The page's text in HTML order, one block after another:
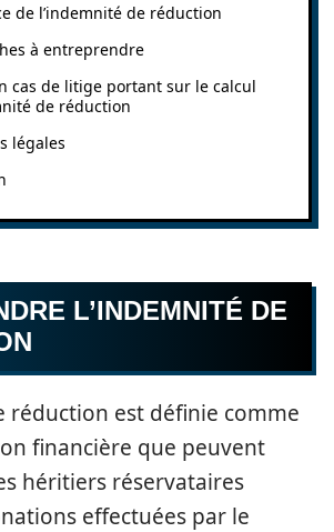
de l’indemnité de réduction
à entreprendre
cas de litige portant sur le calcul
de réduction
légales
L’INDEMNITÉ DE
réduction est définie comme
financière que peuvent
héritiers réservataires
effectuées par le